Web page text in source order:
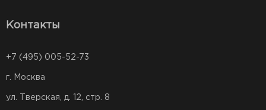
Контакты
+7 (495) 005-52-73
г. Москва
ул. Тверская, д. 12, стр. 8